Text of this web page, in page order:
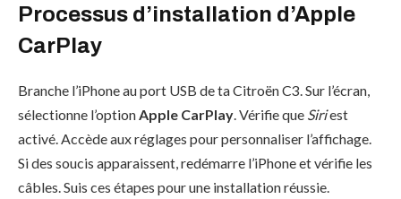
Processus d’installation d’Apple
CarPlay
Branche l’iPhone au port USB de ta Citroën C3. Sur l’écran,
sélectionne l’optionApple CarPlay. Vérifie que Siriest
activé. Accède aux réglages pour personnaliser l’affichage.
Si des soucis apparaissent, redémarre l’iPhone et vérifie les
câbles. Suis ces étapes pour une installation réussie.